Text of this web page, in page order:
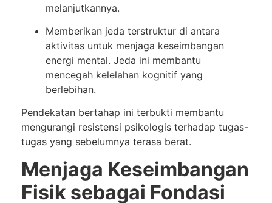
melanjutkannya.
Memberikan jeda terstruktur di antara
aktivitas untuk menjaga keseimbangan
energi mental. Jeda ini membantu
mencegah kelelahan kognitif yang
berlebihan.
Pendekatan bertahap ini terbukti membantu
mengurangi resistensi psikologis terhadap tugas-
tugas yang sebelumnya terasa berat.
Menjaga Keseimbangan
Fisik sebagai Fondasi